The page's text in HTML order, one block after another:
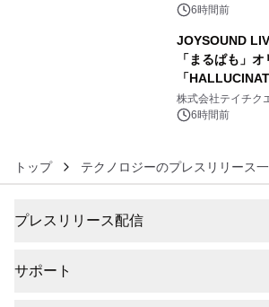
6時間前
JOYSOUND
「まるぱも」
「
信リリース決定
株式会社テイチク
6時間前
トップ テクノロジーのプレスリリース
プレスリリース配信
サポート